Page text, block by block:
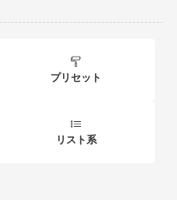
プリセット
リスト系